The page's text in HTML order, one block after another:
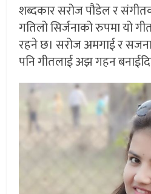
शब्दकार सरोज पौडेल र
गतिलो सिर्जनाको रुपमा यो
रहने छ। सरोज अमगाई र
पनि गीतलाई अझ गहन